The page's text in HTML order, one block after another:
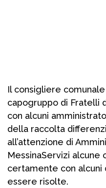
Il consigliere comunale
capogruppo di Fratelli
con alcuni
della raccolta
all’attenzione di
MessinaServizi alcune
certamente con
essere risolte.